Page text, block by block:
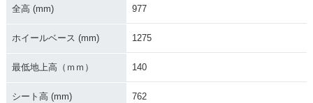
全高 (mm) 977
ホイールベース (mm) 1275
最低地上高（ｍｍ） 140
シート高 (mm) 762